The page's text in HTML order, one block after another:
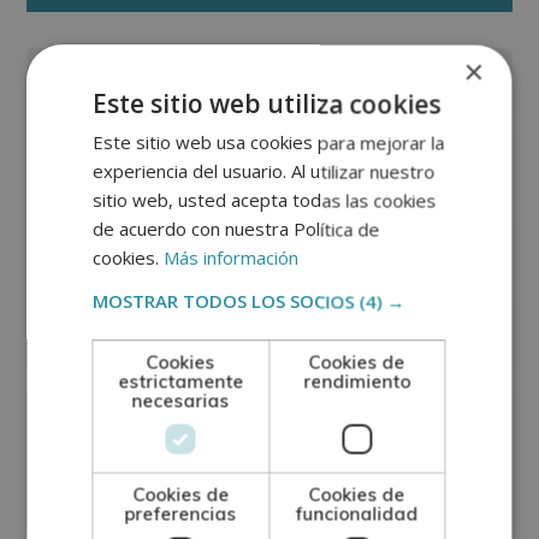
×
Este sitio web utiliza cookies
Este sitio web usa cookies para mejorar la
experiencia del usuario. Al utilizar nuestro
sitio web, usted acepta todas las cookies
de acuerdo con nuestra Política de
cookies. Más información
MOSTRAR TODOS LOS SOCIOS (4) →
Cookies
estrictamente
necesarias
Cookies de
rendimiento
Cookies de
preferencias
Cookies de
funcionalidad